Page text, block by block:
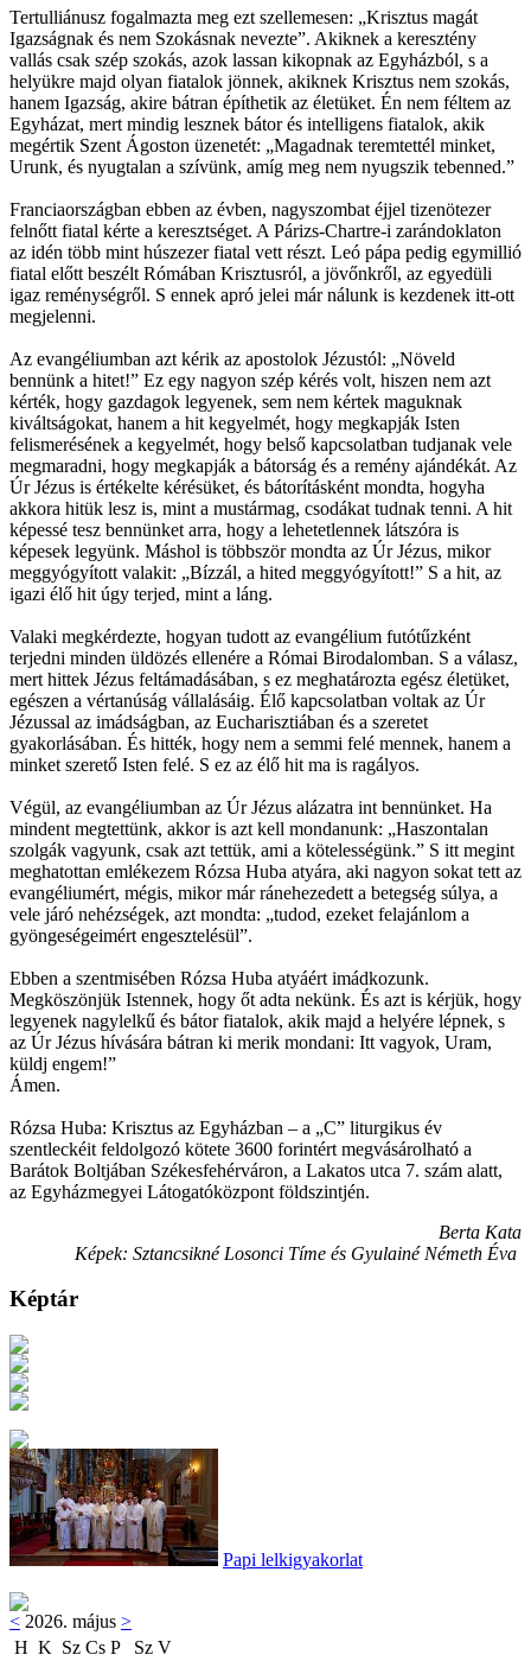
Tertulliánusz fogalmazta meg ezt szellemesen: „Krisztus magát
Igazságnak és nem Szokásnak nevezte”. Akiknek a keresztény
vallás csak szép szokás, azok lassan kikopnak az Egyházból, s a
helyükre majd olyan fiatalok jönnek, akiknek Krisztus nem szokás,
hanem Igazság, akire bátran építhetik az életüket. Én nem féltem az
Egyházat, mert mindig lesznek bátor és intelligens fiatalok, akik
megértik Szent Ágoston üzenetét: „Magadnak teremtettél minket,
Urunk, és nyugtalan a szívünk, amíg meg nem nyugszik tebenned.”
Franciaországban ebben az évben, nagyszombat éjjel tizenötezer
felnőtt fiatal kérte a keresztséget. A Párizs-Chartre-i zarándoklaton
az idén több mint húszezer fiatal vett részt. Leó pápa pedig egymillió
fiatal előtt beszélt Rómában Krisztusról, a jövőnkről, az egyedüli
igaz reménységről. S ennek apró jelei már nálunk is kezdenek itt-ott
megjelenni.
Az evangéliumban azt kérik az apostolok Jézustól: „Növeld
bennünk a hitet!” Ez egy nagyon szép kérés volt, hiszen nem azt
kérték, hogy gazdagok legyenek, sem nem kértek maguknak
kiváltságokat, hanem a hit kegyelmét, hogy megkapják Isten
felismerésének a kegyelmét, hogy belső kapcsolatban tudjanak vele
megmaradni, hogy megkapják a bátorság és a remény ajándékát. Az
Úr Jézus is értékelte kérésüket, és bátorításként mondta, hogyha
akkora hitük lesz is, mint a mustármag, csodákat tudnak tenni. A hit
képessé tesz bennünket arra, hogy a lehetetlennek látszóra is
képesek legyünk. Máshol is többször mondta az Úr Jézus, mikor
meggyógyított valakit: „Bízzál, a hited meggyógyított!” S a hit, az
igazi élő hit úgy terjed, mint a láng.
Valaki megkérdezte, hogyan tudott az evangélium futótűzként
terjedni minden üldözés ellenére a Római Birodalomban. S a válasz,
mert hittek Jézus feltámadásában, s ez meghatározta egész életüket,
egészen a vértanúság vállalásáig. Élő kapcsolatban voltak az Úr
Jézussal az imádságban, az Eucharisztiában és a szeretet
gyakorlásában. És hitték, hogy nem a semmi felé mennek, hanem a
minket szerető Isten felé. S ez az élő hit ma is ragályos.
Végül, az evangéliumban az Úr Jézus alázatra int bennünket. Ha
mindent megtettünk, akkor is azt kell mondanunk: „Haszontalan
szolgák vagyunk, csak azt tettük, ami a kötelességünk.” S itt megint
meghatottan emlékezem Rózsa Huba atyára, aki nagyon sokat tett az
evangéliumért, mégis, mikor már ránehezedett a betegség súlya, a
vele járó nehézségek, azt mondta: „tudod, ezeket felajánlom a
gyöngeségeimért engesztelésül”.
Ebben a szentmisében Rózsa Huba atyáért imádkozunk.
Megköszönjük Istennek, hogy őt adta nekünk. És azt is kérjük, hogy
legyenek nagylelkű és bátor fiatalok, akik majd a helyére lépnek, s
az Úr Jézus hívására bátran ki merik mondani: Itt vagyok, Uram,
küldj engem!”
Ámen.
Rózsa Huba: Krisztus az Egyházban – a „C” liturgikus év
szentleckéit feldolgozó kötete 3600 forintért megvásárolható a
Barátok Boltjában Székesfehérváron, a Lakatos utca 7. szám alatt,
az Egyházmegyei Látogatóközpont földszintjén.
Berta Kata
Képek: Sztancsikné Losonci Tíme és Gyulainé Németh Éva
Képtár
Papi lelkigyakorlat
< 2026. május >
H K Sz Cs P Sz V